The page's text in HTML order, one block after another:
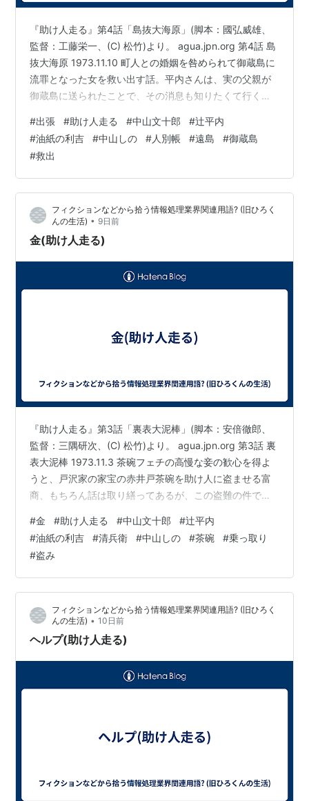
ISBN:4847033191「雪菜のねがい」《下巻》
『まほろまてぃっく』については、当該キーワード
を参照のこと。
『助け人走る』第4話「島抜大海原」(脚本：國弘威雄、
監督：工藤栄一、(C) 松竹)より。 agua.jpn.org 第4話 島
抜大海原 1973.11.10 町人との婚姻を咎められて御蔵島に
流罪となった女を救い出す話。平内さんは、実の父親が
御蔵島に送られたことで、その消息も知りたくて行く。
起こした流人たちの騒ぎに乗じて女を救い出し江戸へ戻
る二人、文さんを呼ぶ島娘の声が波間に哀切に響く。そ
して本土、狂疾の女に高額の治療代を添えて亭主に引き
渡す助け人たち、今度もタダ働き。 ロケ地、海の情景は
マジ海、日本海ぽいが確定に至るもの見出せず。ご赦免
の申し渡…
#出張 #助け人走る #中山文十郎 #辻平内
#油紙の利吉 #中山しの #人別帳 #遠島 #御蔵島
#救出
フィクションなどから拾う情報処理業界関連用語? (旧ひろく
んの生活) • 9日前
金(助け人走る)
『助け人走る』第3話「裏表大泥棒」(脚本：安倍徹郎、
監督：三隅研次、(C) 松竹)より。 agua.jpn.org 第3話 裏
表大泥棒 1973.11.3 茶碗フェチの高慢な妾の歓心を得よ
うと、戸沢家の家宝の赤井戸茶碗を助け人に盗ませる富
商、もちろん話は取り繕ってあるが、この盗難の件で腹
で、文さんのお気に入りだったからたまらない。仲立ち
をした隠居は自ら筋を通しに富商のもとに乗り込むが、
じゃらんじゃらんと積まれる大金に隠居の手下が狂わさ
れ、主を刺し殺し後釜に座るという暴挙に出る。しかも
富商は彼に助け人の始末を命じるのだった。 ロケ地、お
しのの茶店に…
#金 #助け人走る #中山文十郎 #辻平内
#油紙の利吉 #清兵衛 #中山しの #茶碗 #乗っ取り
#盗み
フィクションなどから拾う情報処理業界関連用語? (旧ひろく
んの生活) • 10日前
ヘルプ(助け人走る)